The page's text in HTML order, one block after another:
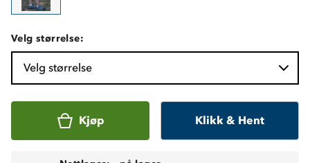
Velg størrelse:
Velg størrelse
Kjøp Klikk & Hent